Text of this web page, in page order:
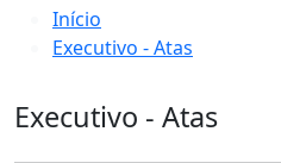
Início
Executivo - Atas
Executivo - Atas